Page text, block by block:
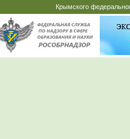
Крымского